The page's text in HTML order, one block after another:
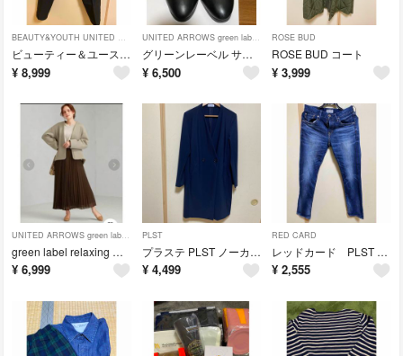
BEAUTY&YOUTH UNITED ARROWS
ビューティー＆ユース テーパードパンツ
¥ 8,999
UNITED ARROWS green label relaxing
グリーンレーベル サイドゴアショートブーツ
¥ 6,500
ROSE BUD
ROSE BUD コート
¥ 3,999
UNITED ARROWS green label relaxing
green label relaxing CFC ダンボール ショート コート
¥ 6,999
PLST
プラステ PLST ノーカラーコート ネイビー
¥ 4,499
RED CARD
レッドカード PLST 別注デニム
¥ 2,555